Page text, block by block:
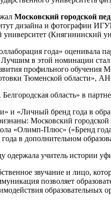
Московский городской
дизайна и фотографии
(Княгининский
года»
Лучшим в этой номинации стал
профильного обучения
Тюменской области»,
область» в
и «Личный бренд года в
Московский
«Олимп-Плюс» («Бренд
в дополнительном
учитель истории
звучание и лицо,
позволяет